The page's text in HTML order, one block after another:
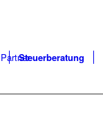
Steuerberatung